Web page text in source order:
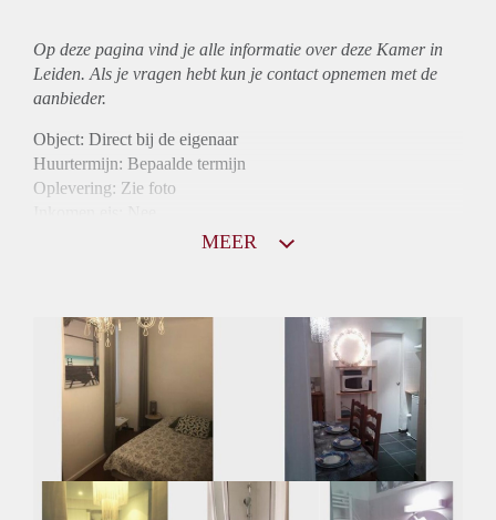
Op deze pagina vind je alle informatie over deze Kamer in
Leiden. Als je vragen hebt kun je contact opnemen met de
aanbieder.
Object: Direct bij de eigenaar
Huurtermijn: Bepaalde termijn
Oplevering: Zie foto
Gedeelde Douche: Ja
Gedeelde woonkamer: Ja
Huisgenoten: Ja
Geslacht huisgenoten: Gemengd
MEER